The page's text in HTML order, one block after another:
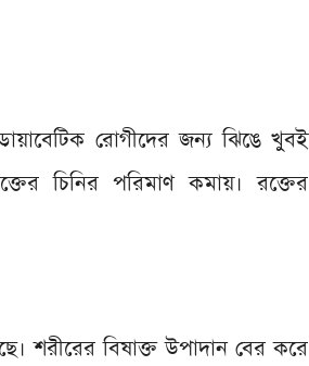
রোগীদের জন্য ঝিঙে খুবই
চিনির পরিমাণ কমায়। রক্তের
শরীরের বিষাক্ত উপাদান বের করে